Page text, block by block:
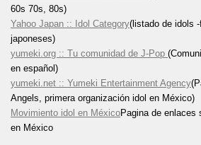
60s 70s, 80s)
Yahoo Japan :: Idol Category(listado de idols
japoneses)
yumeki.org :: Tu comunidad de J-Pop
en español)
yumeki.net :: Yumeki Entertainment Agency
Angels, primera organización idol en México)
Movimiento idol en MéxicoPagina de enlaces
en México